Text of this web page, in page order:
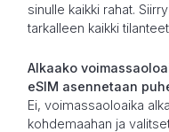
sinulle kaikki rahat.
tarkalleen kaikki
Alkaako
eSIM asennetaan
Ei, voimassaoloaika
kohdemaahan ja